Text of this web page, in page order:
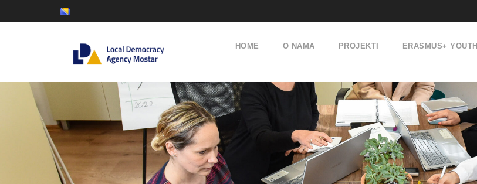
HOME O NAMA PROJEKTI ERASMUS+ YOUTH